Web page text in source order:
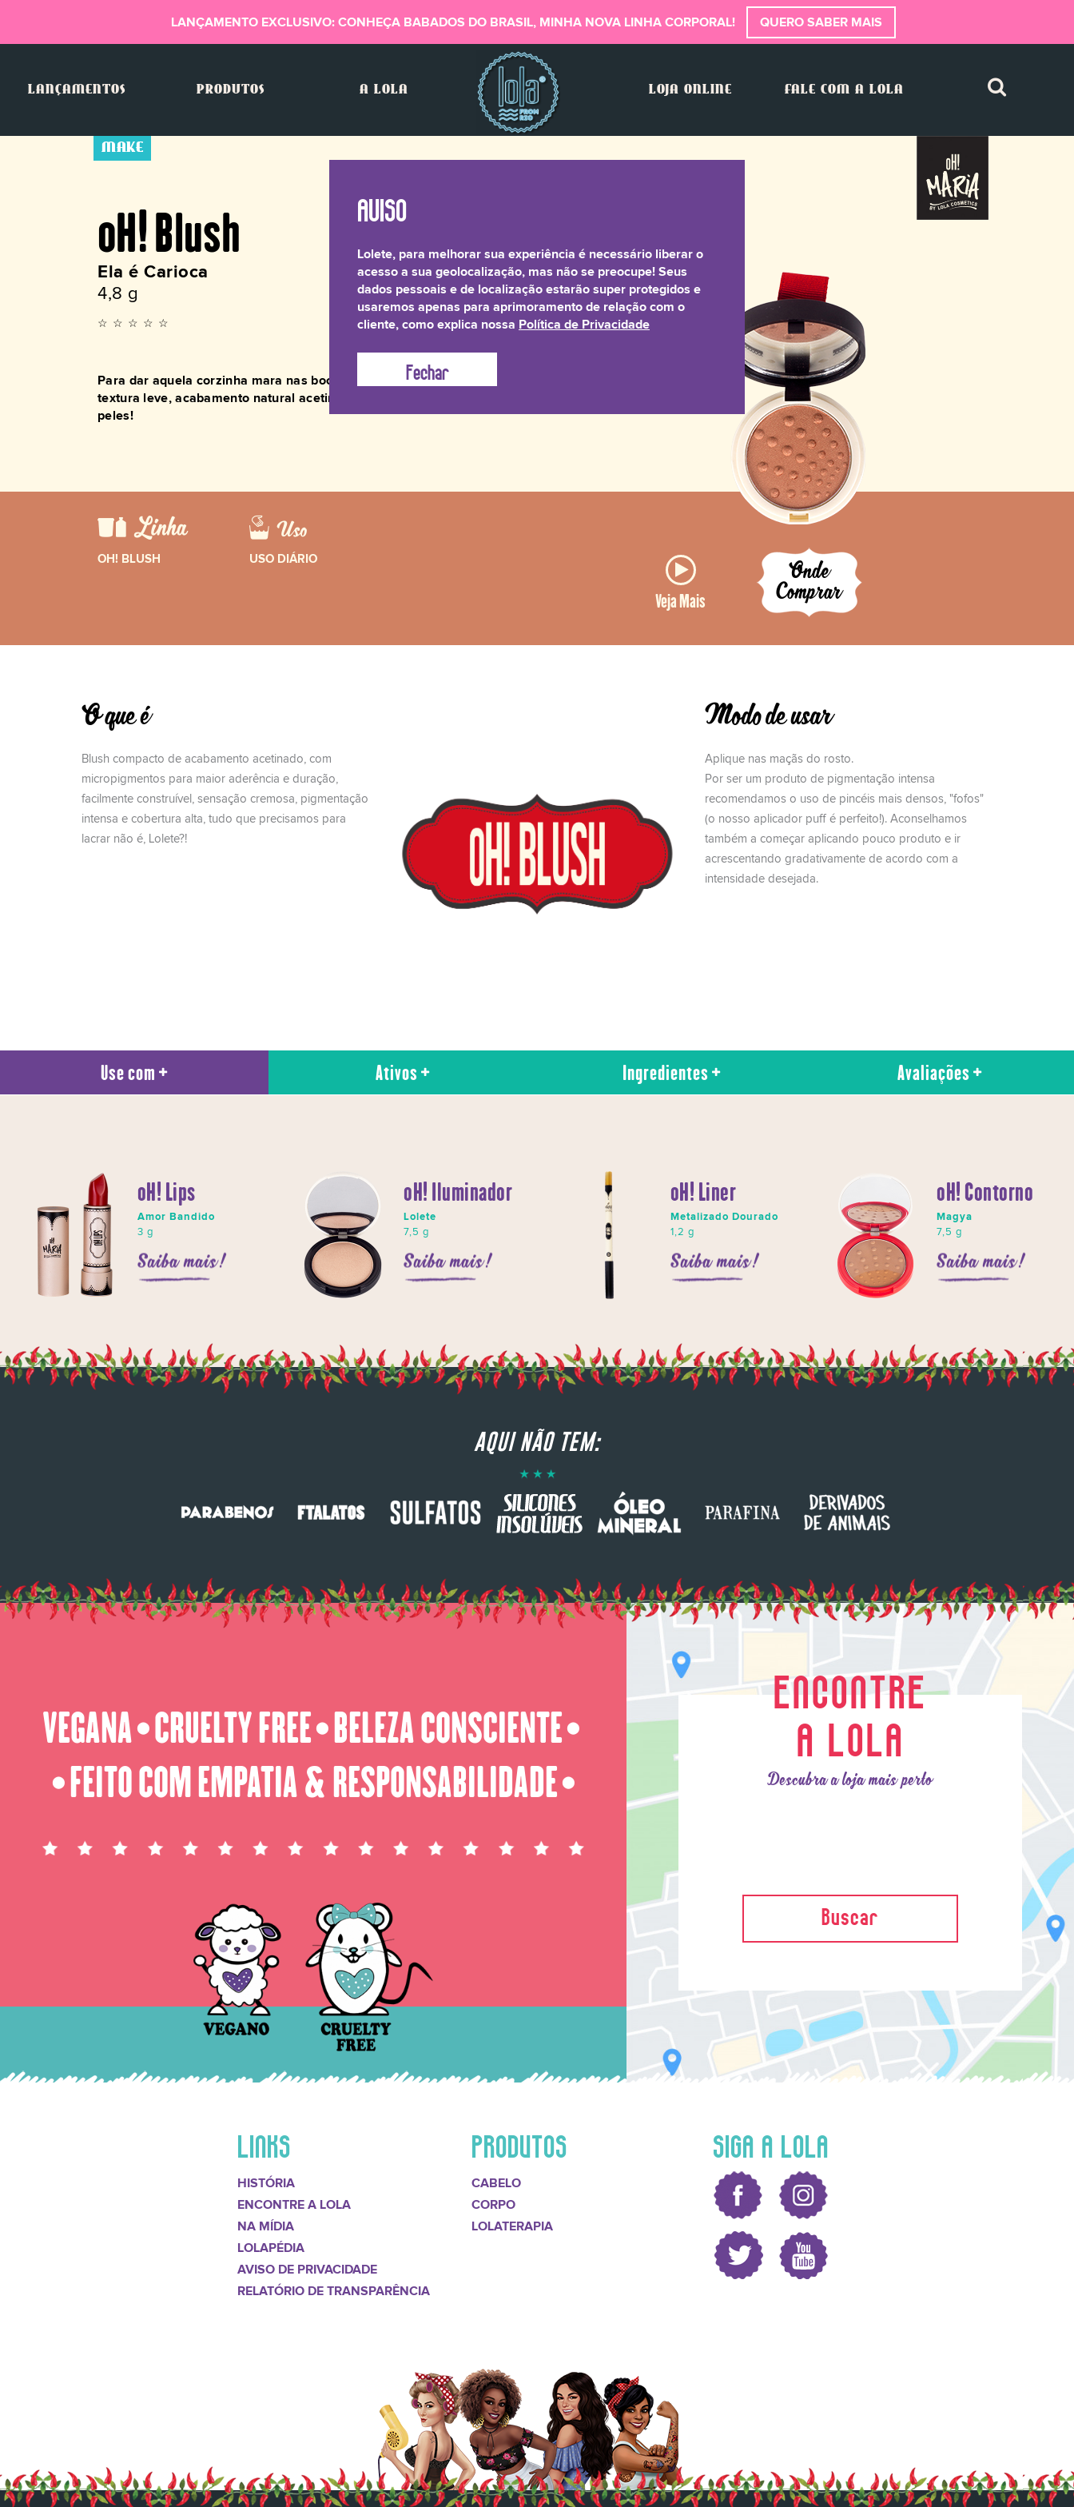
LANÇAMENTO EXCLUSIVO: CONHEÇA BABADOS DO BRASIL, MINHA NOVA LINHA CORPORAL! QUERO SABER MAIS
LANÇAMENTOS PRODUTOS A LOLA LOJA ONLINE FALE COM A LOLA
MAKE
oH! Blush
Ela é Carioca
4,8 g
☆☆☆☆☆
Para dar aquela corzinha mara nas bochechas, só com nossos blushes! Com
textura leve, acabamento natural acetinado e longa duração. Para todos os tipos de
peles!
OH! BLUSH USO DIÁRIO
Veja Mais
Onde
Comprar
O que é
Blush compacto de acabamento acetinado, com
micropigmentos para maior aderência e duração,
facilmente construível, sensação cremosa, pigmentação
intensa e cobertura alta, tudo que precisamos para
lacrar não é, Lolete?!
Modo de usar
Aplique nas maçãs do rosto.
Por ser um produto de pigmentação intensa
recomendamos o uso de pincéis mais densos, "fofos"
(o nosso aplicador puff é perfeito!). Aconselhamos
também a começar aplicando pouco produto e ir
acrescentando gradativamente de acordo com a
intensidade desejada.
Use com Ativos Ingredientes Avaliações
oH! Lips
Amor Bandido
3 g
Saiba mais!
oH! Iluminador
Lolete
7,5 g
Saiba mais!
oH! Liner
Metalizado Dourado
1,2 g
Saiba mais!
oH! Contorno
Magya
7,5 g
Saiba mais!
AQUI NÃO TEM:
VEGANA ⬤ CRUELTY FREE ⬤ BELEZA CONSCIENTE ⬤
⬤ FEITO COM EMPATIA & RESPONSABILIDADE ⬤
ENCONTRE
A LOLA
Descubra a loja mais perto
Buscar
LINKS
HISTÓRIA
ENCONTRE A LOLA
NA MÍDIA
LOLAPÉDIA
AVISO DE PRIVACIDADE
RELATÓRIO DE TRANSPARÊNCIA
PRODUTOS
CABELO
CORPO
LOLATERAPIA
SIGA A LOLA
Lolete, para melhorar sua experiência é necessário liberar o
acesso a sua geolocalização, mas não se preocupe! Seus
dados pessoais e de localização estarão super protegidos e
usaremos apenas para aprimoramento de relação com o
cliente, como explica nossa Política de Privacidade